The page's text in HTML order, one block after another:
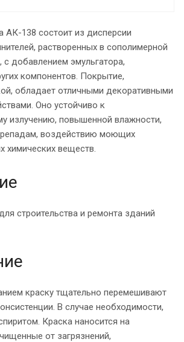
АК-138 состоит из дисперсии
растворенных в сополимерной
с добавлением эмульгатора,
компонентов. Покрытие,
обладает отличными декоративными
Оно устойчиво к
излучению, повышенной влажности,
воздействию моющих
химических веществ.
строительства и ремонта зданий
краску тщательно перемешивают
В случае необходимости,
Краска наносится на
от загрязнений,